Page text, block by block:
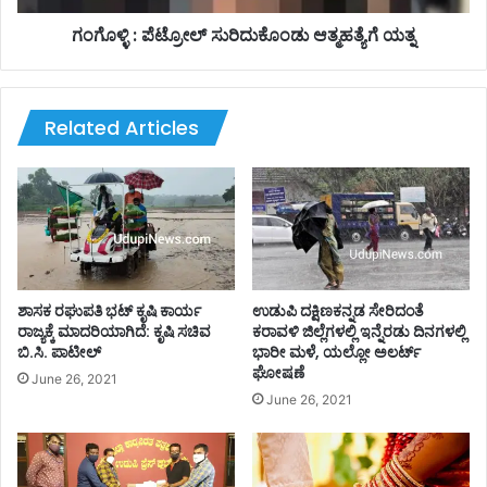
ದ್
ಗಿ
ಟ್
ಟ
ರು
!
ಲ್
ಡು
ಆ
ತ್
ಮ
ಹ
ಗೆ
ಯ
ತ್
ನ
ಗಂಗೊಳ್ಳಿ : ಪೆಟ್ರೋಲ್ ಸುರಿದುಕೊಂಡು ಆತ್ಮಹತ್ಯೆಗೆ ಯತ್ನ
Related Articles
ಶಾಸಕ ರಘುಪತಿ‌ ಭಟ್ ಕೃಷಿ ಕಾರ್ಯ
ರಾಜ್ಯಕ್ಕೆ ಮಾದರಿಯಾಗಿದೆ: ಕೃಷಿ ಸಚಿವ
ಬಿ.ಸಿ. ಪಾಟೀಲ್
June 26, 2021
ಉಡುಪಿ ದಕ್ಷಿಣಕನ್ನಡ ಸೇರಿದಂತೆ
ಕರಾವಳಿ ಜಿಲ್ಲೆಗಳಲ್ಲಿ ಇನ್ನೆರಡು ದಿನಗಳಲ್ಲಿ
ಭಾರೀ ಮಳೆ, ಯಲ್ಲೋ ಅಲರ್ಟ್
ಘೋಷಣೆ
June 26, 2021